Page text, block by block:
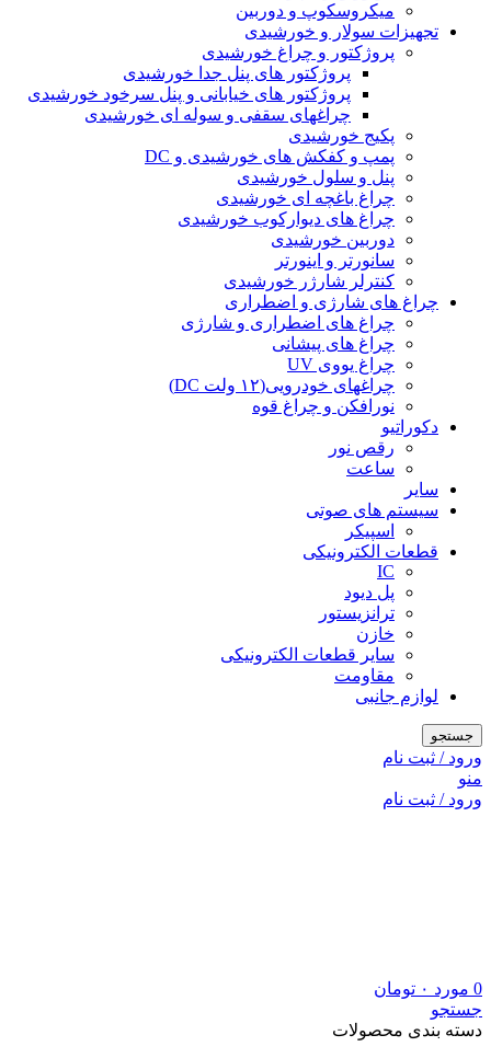
میکروسکوپ و دوربین
تجهیزات سولار و خورشیدی
پروژکتور و چراغ خورشیدی
پروژکتور های پنل جدا خورشیدی
پروژکتور های خیابانی و پنل سرخود خورشیدی
چراغهای سقفی و سوله ای خورشیدی
پکیج خورشیدی
پمپ و کفکش های خورشیدی و DC
پنل و سلول خورشیدی
چراغ باغچه ای خورشیدی
چراغ های دیوارکوب خورشیدی
دوربین خورشیدی
سانورتر و اینورتر
کنترلر شارژر خورشیدی
چراغ های شارژی و اضطراری
چراغ های اضطراری و شارژی
چراغ های پیشانی
چراغ یووی UV
چراغهای خودرویی(۱۲ ولت DC)
نورافکن و چراغ قوه
دکوراتیو
رقص نور
ساعت
سایر
سیستم های صوتی
اسپیکر
قطعات الکترونیکی
IC
پل دیود
ترانزیستور
خازن
سایر قطعات الکترونیکی
مقاومت
لوازم جانبی
جستجو
ورود / ثبت نام
منو
ورود / ثبت نام
0 مورد ۰ تومان
جستجو
دسته بندی محصولات